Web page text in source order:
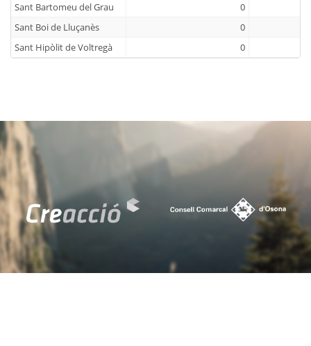
Sant Bartomeu del Grau
0
Sant Boi de Lluçanès
0
Sant Hipòlit de Voltregà
0
Sant Pere de Torelló
Sant Quirze de Besora
0
Sant Sadurní d'Osormort
Sant Vicenç de Torelló
Santa Cecília de Voltregà
0
Santa Eugènia de Berga
Santa Eulàlia de Riuprimer
Santa Maria de Besora
0